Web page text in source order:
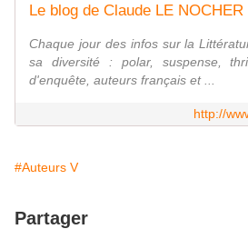
Le blog de Claude LE NOCHER
Chaque jour des infos sur la
sa diversité : polar, suspense,
d'enquête, auteurs français et ...
http://
#Auteurs V
Partager